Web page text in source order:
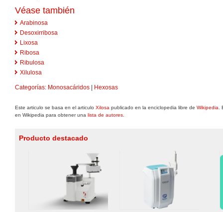
Véase también
Arabinosa
Desoxirribosa
Lixosa
Ribosa
Ribulosa
Xilulosa
Categorías: Monosacáridos Hexosas
Este articulo se basa en el articulo Xilosa publicado en la enciclopedia libre de Wikipedia
en Wikipedia para obtener una lista de autores
Producto destacado